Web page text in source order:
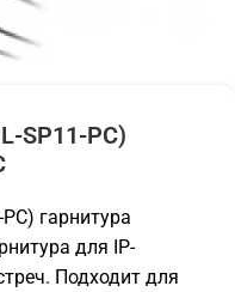
SP11-PC)
гарнитура
для IP-
Подходит для